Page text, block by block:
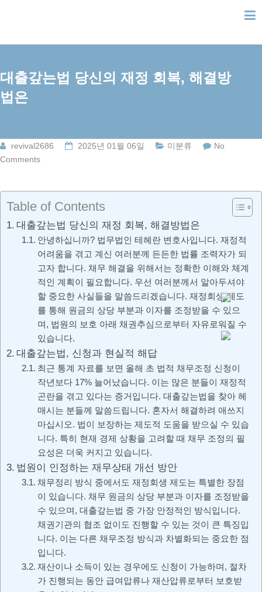
content
대출갚는법 당신의 재정 회복, 해결방
법은
revival2686 2025년 01월 06일 미분류
No
Comments
Table of Contents
대출갚는법 당신의 재정 회복, 해결방법은
안녕하십니까? 법무법인 테헤란 변호사입니다. 재정적
어려움을 겪고 계신 여러분께 든든한 법률 조력자가 되
고자 합니다. 채무 해결을 위해서는 정확한 이해와 체계
적인 계획이 필요합니다. 우선 여러분께서 알아두셔야
할 중요한 사실들을 말씀드리겠습니다. 재정회생 제도
를 통해 원금의 상당 부분과 이자를 조정받을 수 있으
며, 법원의 보호 아래 채권추심으로부터 자유로워질 수
있습니다.
대출갚는법, 신청과 현실적 해답
최근 통계 자료를 보면 올해 초 법적 채무조정 신청이
작년보다 17% 늘어났습니다. 이는 많은 분들이 재정적
곤란을 겪고 있다는 증거입니다. 대출갚는법을 찾아 헤
매시는 분들께 말씀드립니다. 혼자서 해결하려 애쓰지
마십시오. 법이 보장하는 제도적 도움을 받으실 수 있습
니다. 특히 현재 경제 상황을 고려할 때 채무 조정의 필
요성은 더욱 커지고 있습니다.
법원이 인정하는 재무상태 개선 방안
채무정리 방식 중에서도 재정회생 제도는 특별한 장점
이 있습니다. 채무 원금의 상당 부분과 이자를 조정받을
수 있으며, 대출갚는법 중 가장 안정적인 방식입니다.
채권기관의 협조 없이도 진행할 수 있는 것이 큰 특징입
니다. 이는 다른 채무조정 방식과 차별화되는 중요한 점
입니다.
재산이나 소득이 있는 경우에도 신청이 가능하며, 절차
가 진행되는 동안 급여압류나 재산압류로부터 보호받